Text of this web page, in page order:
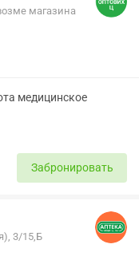
магазина
медицинское
Забронировать
3/15,Б